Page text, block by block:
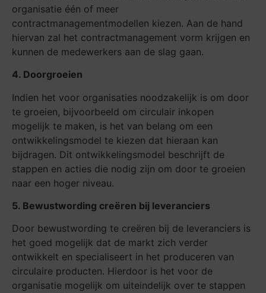
organisatie één of meer
contractmanagementmodellen kiezen. Aan de hand
hiervan zal het contractmanagement vorm krijgen en
kunnen de medewerkers aan de slag gaan.
4. Doorgroeien
Indien het voor organisaties noodzakelijk is om door
te groeien, bijvoorbeeld om circulair inkopen
mogelijk te maken, is het van belang om een
ontwikkelingsmodel te kiezen dat hieraan kan
bijdragen. Dit ontwikkelingsmodel beschrijft de
stappen en acties die nodig zijn om door te groeien
naar een hoger niveau.
5. Bewustwording creëren bij leveranciers
Door bewustwording te creëren bij de leveranciers is
het goed mogelijk dat de markt zich verder
ontwikkelt en specialiseert in het produceren van
circulaire producten. Hierdoor is het voor de
organisatie mogelijk om uiteindelijk over te stappen